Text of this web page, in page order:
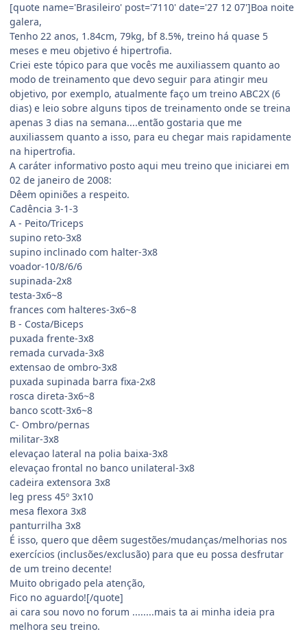
[quote name='Brasileiro' post='7110' date='27 12 07']Boa noite
galera,
Tenho 22 anos, 1.84cm, 79kg, bf 8.5%, treino há quase 5
meses e meu objetivo é hipertrofia.
Criei este tópico para que vocês me auxiliassem quanto ao
modo de treinamento que devo seguir para atingir meu
objetivo, por exemplo, atualmente faço um treino ABC2X (6
dias) e leio sobre alguns tipos de treinamento onde se treina
apenas 3 dias na semana....então gostaria que me
auxiliassem quanto a isso, para eu chegar mais rapidamente
na hipertrofia.
A caráter informativo posto aqui meu treino que iniciarei em
02 de janeiro de 2008:
Dêem opiniões a respeito.
Cadência 3-1-3
A - Peito/Triceps
supino reto-3x8
supino inclinado com halter-3x8
voador-10/8/6/6
supinada-2x8
testa-3x6~8
frances com halteres-3x6~8
B - Costa/Biceps
puxada frente-3x8
remada curvada-3x8
extensao de ombro-3x8
puxada supinada barra fixa-2x8
rosca direta-3x6~8
banco scott-3x6~8
C- Ombro/pernas
militar-3x8
elevaçao lateral na polia baixa-3x8
elevaçao frontal no banco unilateral-3x8
cadeira extensora 3x8
leg press 45º 3x10
mesa flexora 3x8
panturrilha 3x8
É isso, quero que dêem sugestões/mudanças/melhorias nos
exercícios (inclusões/exclusão) para que eu possa desfrutar
de um treino decente!
Muito obrigado pela atenção,
Fico no aguardo![/quote]
ai cara sou novo no forum ........mais ta ai minha ideia pra
melhora seu treino.